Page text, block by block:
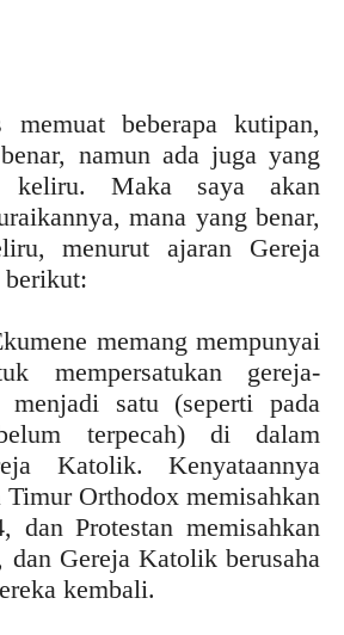
beberapa kutipan,
namun ada juga yang
keliru. Maka saya akan
mana yang benar,
menurut ajaran Gereja
memang mempunyai
mempersatukan gereja-
menjadi satu (seperti pada
terpecah) di dalam
Katolik. Kenyataannya
Timur Orthodox memisahkan
dan Protestan memisahkan
Gereja Katolik berusaha
kembali.